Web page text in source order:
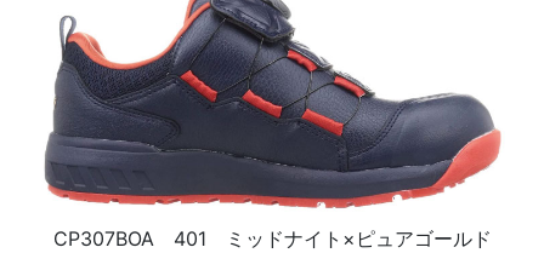
CP307BOA 401 ミッドナイト×ピュアゴールド